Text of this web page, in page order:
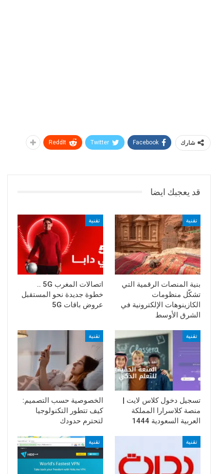
شارك Facebook
Twitter
ReddIt
قد يعجبك ايضا
تقنية
بنية المنصات الرقمية التي
تشكّل منظومات
الكازينوهات الإلكترونية في
الشرق الأوسط
تقنية
اتصالات المغرب 5G ..
خطوة جديدة نحو المستقبل
عروض باقات 5G
تقنية
تسجيل دخول كلاس لايت |
منصة كلاسرارا المملكة
العربية السعودية 1444
تقنية
الخصوصية حسب التصميم:
كيف تتطور التكنولوجيا
لتحترم حدودك
تقنية تقنية